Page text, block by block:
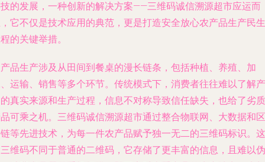
的发展，一种创新的解决方案——三维码诚信溯源超市应运而
它不仅是技术应用的典范，更是打造安全放心农产品生产民生
的关键举措。
品生产涉及从田间到餐桌的漫长链条，包括种植、养殖、加
运输、销售等多个环节。传统模式下，消费者往往难以了解产
真实来源和生产过程，信息不对称导致信任缺失，也给了劣质
可乘之机。三维码诚信溯源超市通过整合物联网、大数据和区
等先进技术，为每一件农产品赋予独一无二的三维码标识。这
维码不同于普通的二维码，它存储了更丰富的信息，且难以伪